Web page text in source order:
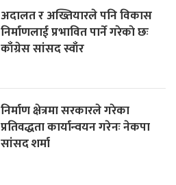
अदालत र अख्तियारले पनि विकास
निर्माणलाई प्रभावित पार्ने गरेकाे छः
काँग्रेस सांसद स्वाँर
निर्माण क्षेत्रमा सरकारले गरेका
प्रतिवद्धता कार्यान्वयन गरेनः नेकपा
सांसद शर्मा